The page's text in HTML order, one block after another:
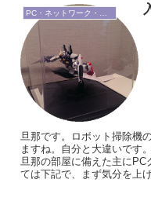
旦那です。ロボット掃除機
ますね。自分と大違いです
旦那の部屋に備えた主に
ては下記で、まず気分を上